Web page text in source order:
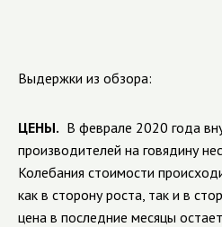
Выдержки из обзора:
ЦЕНЫ. В феврале 2020 года
производителей на говядину
Колебания стоимости
как в сторону роста, так и в
цена в последние месяцы